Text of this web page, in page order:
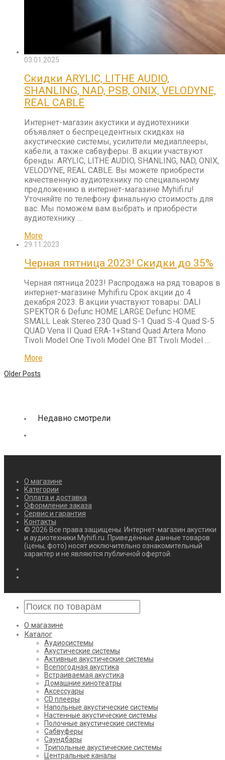
03.01.2025
Скидки ARYLIC, LITHE AUDIO,
SHANLING, NAD, PSB, ONIX, VELODYNE,
REAL CABLE
Интернет-магазин акустики и аудиотехники
объявляет о беспрецедентных скидках на
акустические системы, усилители медиаплееры,
кабели, а также сабвуферы. В акции участвуют
бренды: ARYLIC, LITHE AUDIO, SHANLING, NAD, ONIX,
VELODYNE, REAL CABLE. Вы можете приобрести
качественную аудиотехнику по специальному
предложению в интернет-магазине Myhifi.ru!
Уточняйте по телефону финальную стоимость для
вас. Мы поможем вам выбрать и приобрести
аудиотехнику …
More
29.11.2023
Черная пятница 2023! Скидки до 35%
Черная пятница 2023! Распродажа на ряд товаров в
интернет-магазине Myhifi.ru Срок акции до 4
декабря 2023. В акции участвуют товары: DALI
SPEKTOR 6 Defunc HOME LARGE Defunc HOME
SMALL Leak Stereo 230 Quad S-1 Quad S-4 Quad S-5
QUAD Vena II Quad ERA-1+Stand Quad Artera Mono
Tivoli Model One Tivoli Model One BT Tivoli Model …
More
Older Posts
Недавно смотрели
О магазине
Категории
Оплата и доставка
Оформление заказа
Сервис и гарантия
Контакты
© 2026 Все права защищены. Интернет-магазин акустики
и аудиотехники Myhifi.ru. Приведённые данные товаров
(цены, фото) носят исключительно ознакомительный
характер и не являются публичной офертой.
О магазине
Каталог
Аудиосистемы
Акустические системы
Активные акустические системы
Всепогодная акустика
Встраиваемая акустика
Домашние кинотеатры
Аксессуары
CD плееры
Напольные акустические системы
Настенные акустические системы
Полочные акустические системы
Сабвуферы
Саундбары
Трипольные акустические системы
Центральные каналы